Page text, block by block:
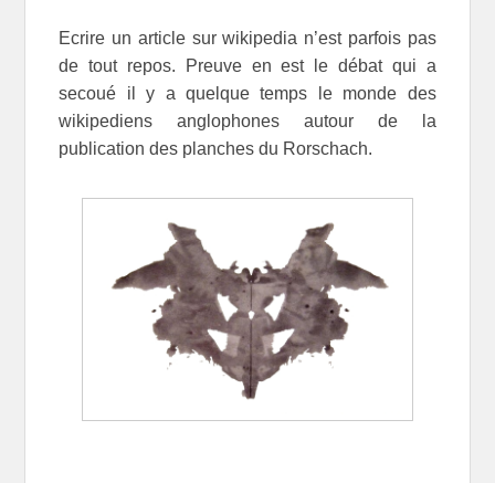
Ecrire un article sur wikipedia n’est parfois pas
de tout repos. Preuve en est le débat qui a
secoué il y a quelque temps le monde des
wikipediens anglophones autour de la
publication des planches du Rorschach.